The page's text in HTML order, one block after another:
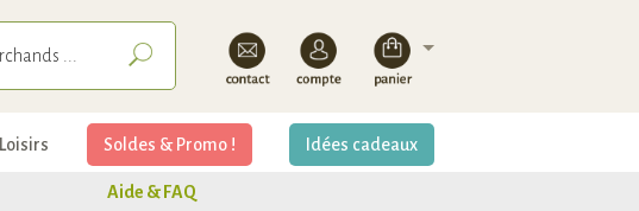
Loisirs Idées cadeaux
Soldes & Promo !
Aide & FAQ